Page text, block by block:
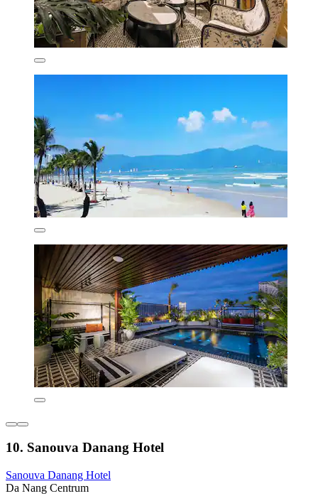
10. Sanouva Danang Hotel
Sanouva Danang Hotel
Da Nang Centrum